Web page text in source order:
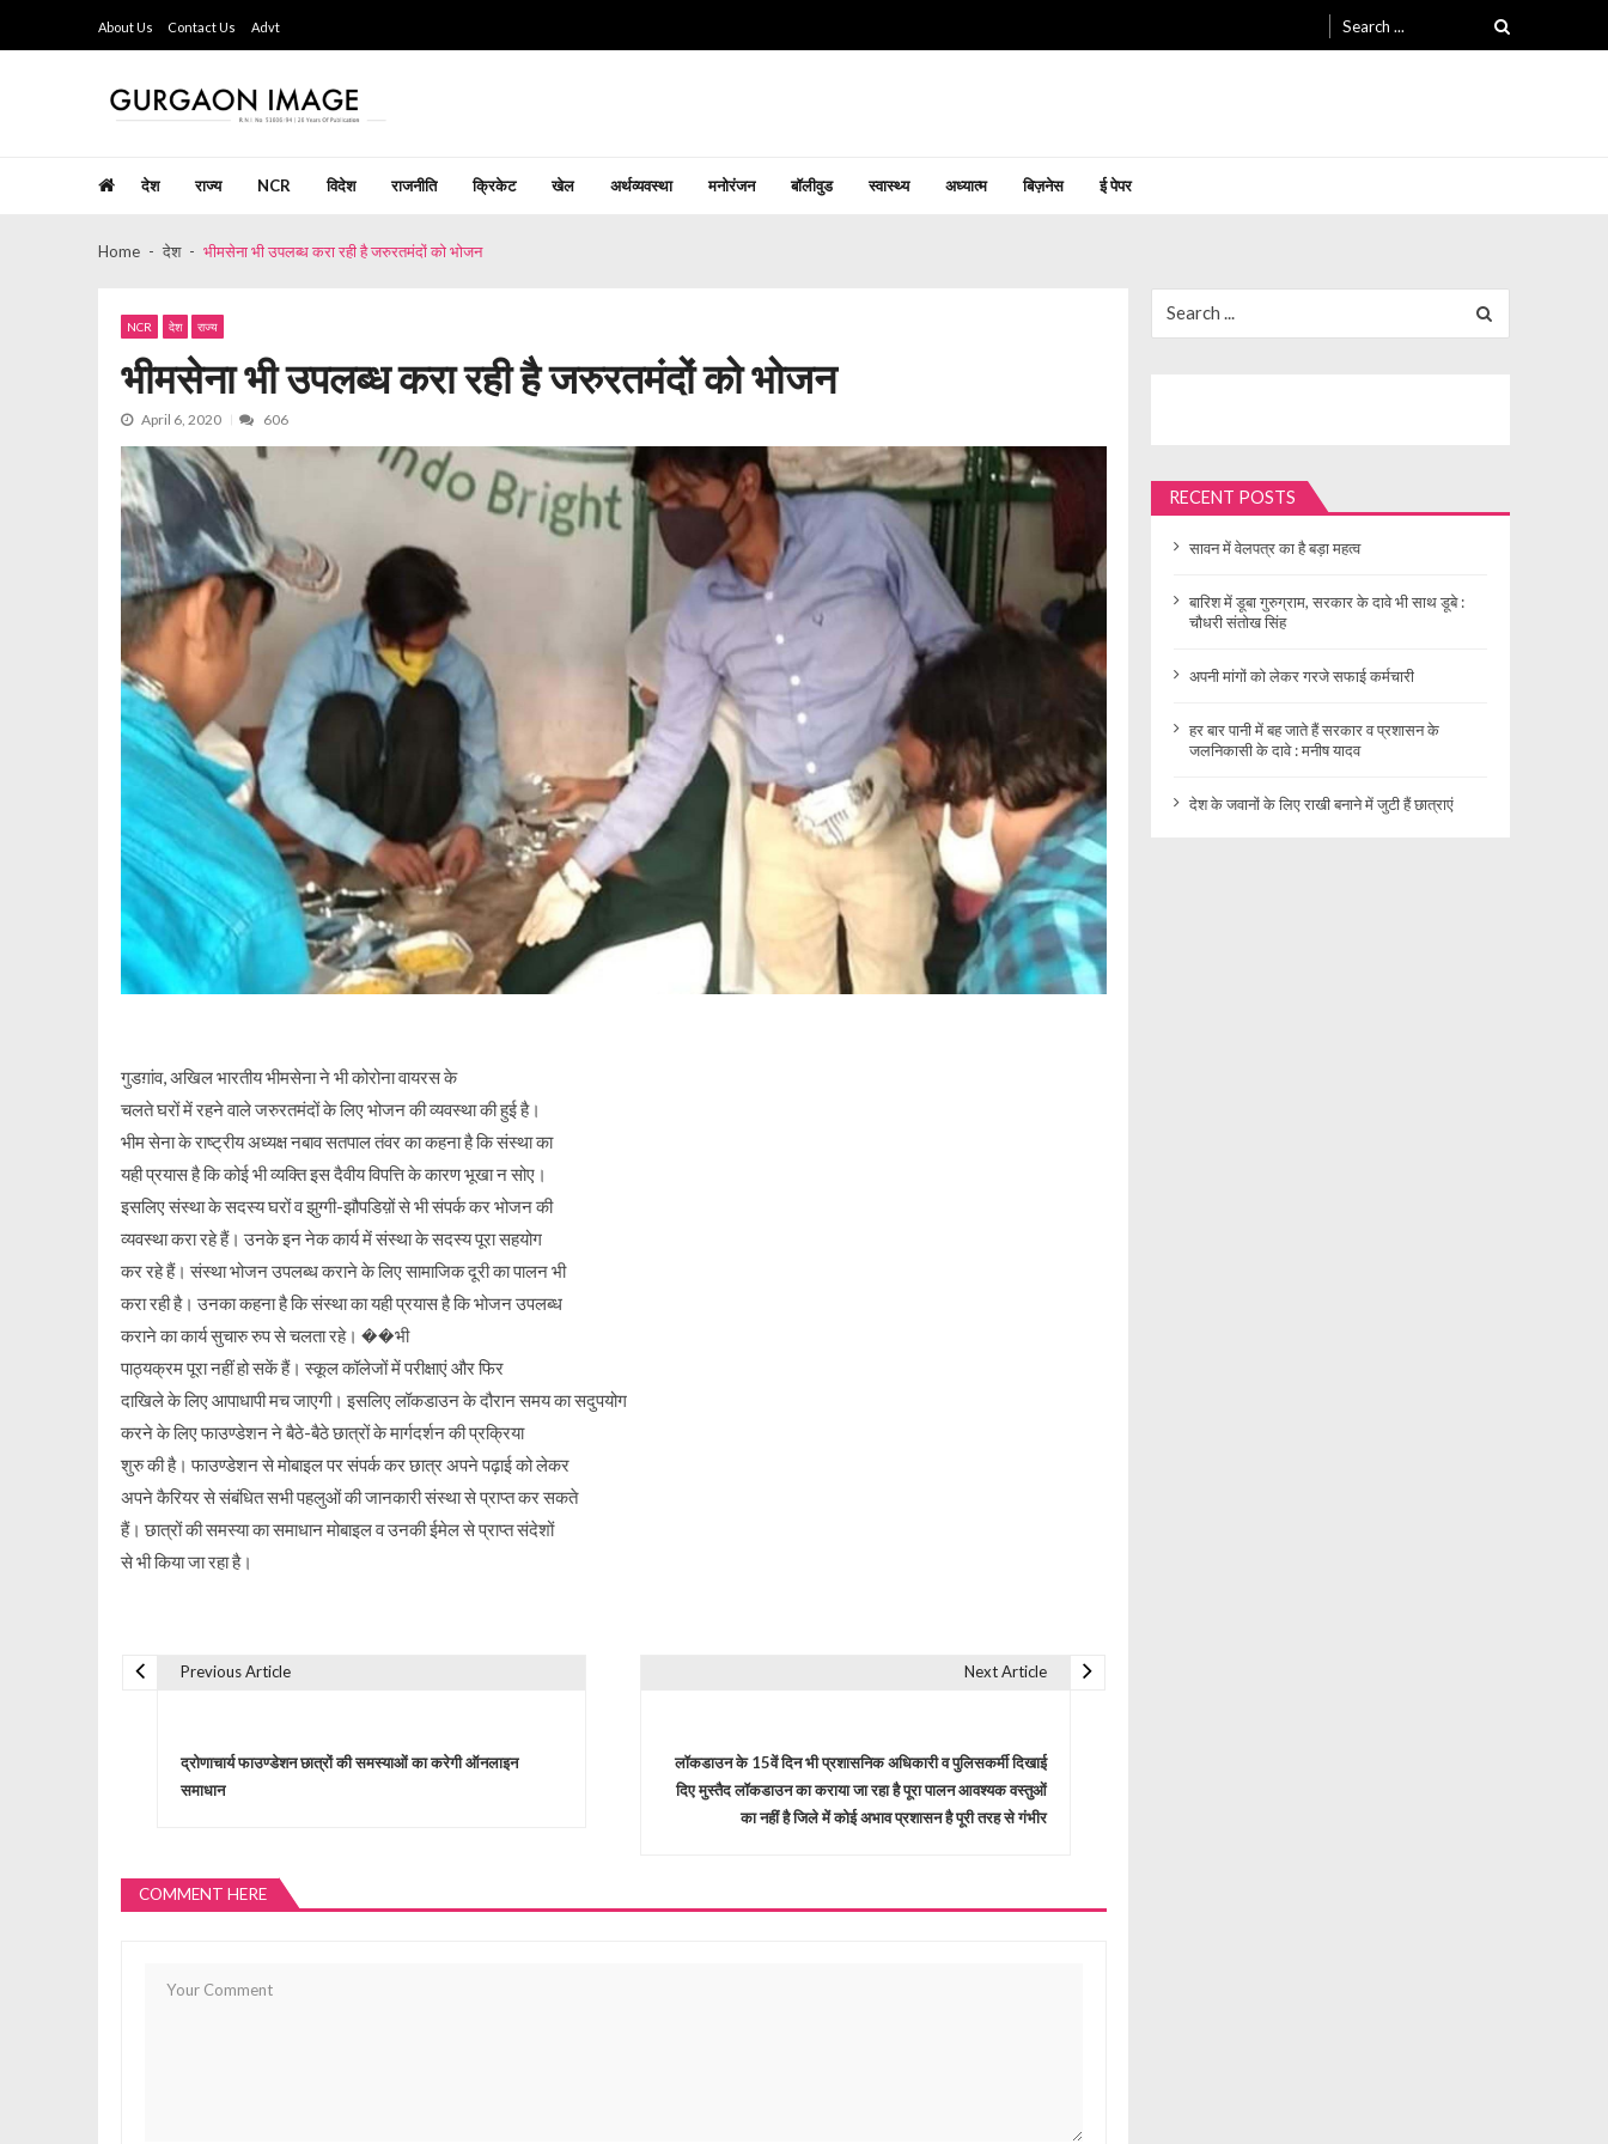
navigation
content
About Us Contact Us Advt
for:
देश राज्य NCR विदेश राजनीति क्रिकेट खेल अर्थव्यवस्था मनोरंजन बॉलीवुड स्वास्थ्य अध्यात्म बिज़नेस ई पेपर
Home देश भीमसेना भी उपलब्ध करा रही है जरुरतमंदों को भोजन
NCR देश राज्य
भीमसेना भी उपलब्ध करा रही है जरुरतमंदों को भोजन
April 6, 2020 606
गुडग़ांव, अखिल भारतीय भीमसेना ने भी कोरोना वायरस के
चलते घरों में रहने वाले जरुरतमंदों के लिए भोजन की व्यवस्था की हुई है।
भीम सेना के राष्ट्रीय अध्यक्ष नबाव सतपाल तंवर का कहना है कि संस्था का
यही प्रयास है कि कोई भी व्यक्ति इस दैवीय विपत्ति के कारण भूखा न सोए।
इसलिए संस्था के सदस्य घरों व झुग्गी-झौपडिय़ों से भी संपर्क कर भोजन की
व्यवस्था करा रहे हैं। उनके इन नेक कार्य में संस्था के सदस्य पूरा सहयोग
कर रहे हैं। संस्था भोजन उपलब्ध कराने के लिए सामाजिक दूरी का पालन भी
करा रही है। उनका कहना है कि संस्था का यही प्रयास है कि भोजन उपलब्ध
कराने का कार्य सुचारु रुप से चलता रहे। ��भी
पाठ्यक्रम पूरा नहीं हो सकें हैं। स्कूल कॉलेजों में परीक्षाएं और फिर
दाखिले के लिए आपाधापी मच जाएगी। इसलिए लॉकडाउन के दौरान समय का सदुपयोग
करने के लिए फाउण्डेशन ने बैठे-बैठे छात्रों के मार्गदर्शन की प्रक्रिया
शुरु की है। फाउण्डेशन से मोबाइल पर संपर्क कर छात्र अपने पढ़ाई को लेकर
अपने कैरियर से संबंधित सभी पहलुओं की जानकारी संस्था से प्राप्त कर सकते
हैं। छात्रों की समस्या का समाधान मोबाइल व उनकी ईमेल से प्राप्त संदेशों
से भी किया जा रहा है।
t
Previous Article
द्रोणाचार्य फाउण्डेशन छात्रों की समस्याओं का करेगी ऑनलाइन
समाधान
Next Article
लॉकडाउन के 15वें दिन भी प्रशासनिक अधिकारी व पुलिसकर्मी दिखाई
दिए मुस्तैद लॉकडाउन का कराया जा रहा है पूरा पालन आवश्यक वस्तुओं
का नहीं है जिले में कोई अभाव प्रशासन है पूरी तरह से गंभीर
COMMENT HERE
for:
RECENT POSTS
सावन में वेलपत्र का है बड़ा महत्व
बारिश में डूबा गुरुग्राम, सरकार के दावे भी साथ डूबे :
चौधरी संतोख सिंह
अपनी मांगों को लेकर गरजे सफाई कर्मचारी
हर बार पानी में बह जाते हैं सरकार व प्रशासन के
जलनिकासी के दावे : मनीष यादव
देश के जवानों के लिए राखी बनाने में जुटी हैं छात्राएं